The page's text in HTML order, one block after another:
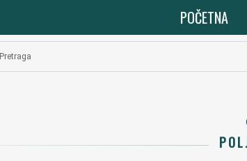
POČETNA
Pretraga